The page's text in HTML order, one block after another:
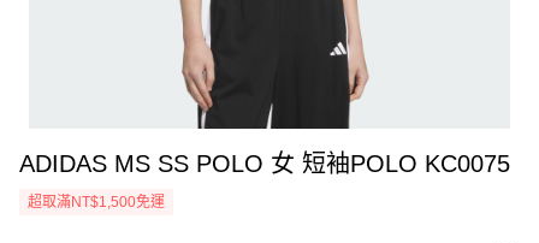
ADIDAS MS SS POLO 女 短袖POLO KC0075
超取滿NT$1,500免運